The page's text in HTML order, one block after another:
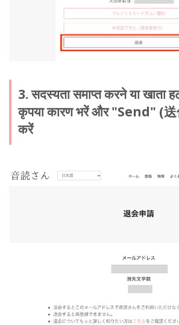
3. सदस्यता समाप्त करने या खाता
कृपया कारण भरें और "Send" (送
करें